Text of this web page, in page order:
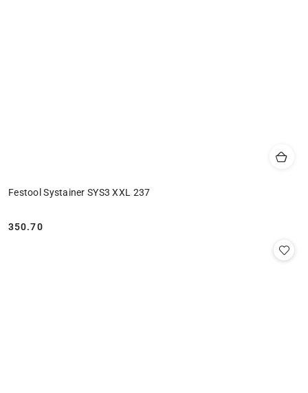
Festool Systainer SYS3 XXL 237
Cena:
350.70